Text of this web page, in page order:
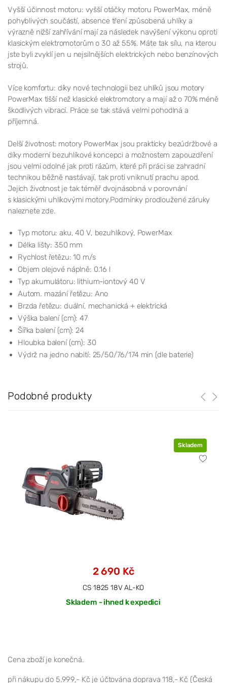
Vyšší účinnost motoru: vyšší otáčky motoru PowerMax, méně
pohyblivých součástí, absence tření způsobená uhlíky a
výrazně nižší zahřívání mají za následek navýšení výkonu oproti
klasickým elektromotorům o 30 až 55%. Máte tak sílu, na kterou
jste byli zvyklí jen u nejsilnějších elektrických nebo benzínových
strojů.
Více komfortu: díky nové technologii bez uhlíků jsou motory
PowerMax tišší než klasické elektromotory a mají až o 70% méně
škodlivých vibrací. Práce se tak stává velmi pohodlná a
příjemná.
Delší životnost: motory PowerMax jsou prakticky bezúdržbové a
díky moderní bezuhlíkové koncepci a možnostem zapouzdření
jsou velmi odolné jak proti rázům, které při práci se zahradní
technikou běžně nastávají, tak proti vniknutí prachu apod.
Jejich životnost je tak téměř dvojnásobná v porovnání
s klasickými uhlíkovými motory.Podmínky prodloužené záruky
naleznete zde.
Typ motoru: aku, 40 V, bezuhlíkový, PowerMax
Délka lišty: 350 mm
Rychlost řetězu: 10 m/s
Objem olejové náplně: 0.16 l
Typ akumulátoru: lithium-iontový 40 V
Autom. mazání řetězu: Ano
Brzda řetězu: duální, mechanická + elektrická
Výška balení (cm): 47
Šířka balení (cm): 24
Hloubka balení (cm): 30
Výdrž na jedno nabití: 25/50/76/174 min (dle baterie)
Podobné produkty
Skladem
2 690 Kč
CS 1825 18V AL-KO
Skladem - ihned k expedici
Cena zboží je konečná.
při nákupu do 5.999,- Kč je účtována doprava 118,- Kč (Česká